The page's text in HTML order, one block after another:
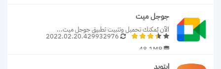
جوجل ميت
الآن يُمكنك تحميل وتثبيت تطبيق جوجل ميت...
2022.02.20.429932976
48.1MB
ابتويد